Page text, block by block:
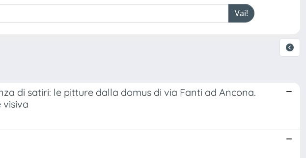
di satiri: le pitture dalla domus di via Fanti ad Ancona.
visiva